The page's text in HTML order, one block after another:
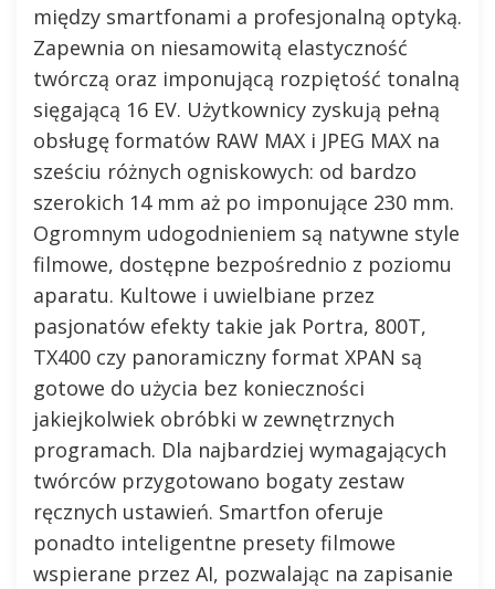
między smartfonami a profesjonalną optyką.
Zapewnia on niesamowitą elastyczność
twórczą oraz imponującą rozpiętość tonalną
sięgającą 16 EV. Użytkownicy zyskują pełną
obsługę formatów RAW MAX i JPEG MAX na
sześciu różnych ogniskowych: od bardzo
szerokich 14 mm aż po imponujące 230 mm.
Ogromnym udogodnieniem są natywne style
filmowe, dostępne bezpośrednio z poziomu
aparatu. Kultowe i uwielbiane przez
pasjonatów efekty takie jak Portra, 800T,
TX400 czy panoramiczny format XPAN są
gotowe do użycia bez konieczności
jakiejkolwiek obróbki w zewnętrznych
programach. Dla najbardziej wymagających
twórców przygotowano bogaty zestaw
ręcznych ustawień. Smartfon oferuje
ponadto inteligentne presety filmowe
wspierane przez AI, pozwalając na zapisanie